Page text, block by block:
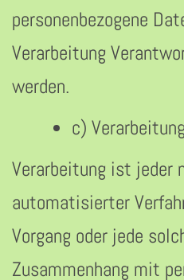
personenbezogene
Verarbeitung
werden.
c) Verarbeitung
Verarbeitung ist jeder
automatisierter
Vorgang oder jede
Zusammenhang mit